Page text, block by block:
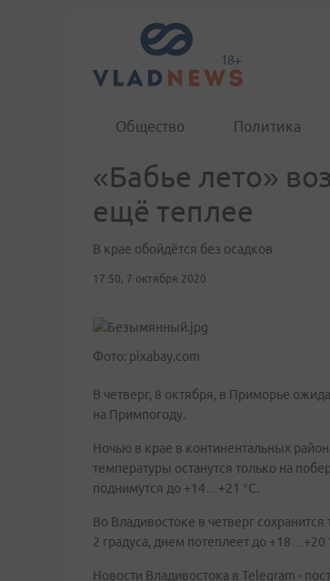
Общество Политика
«Бабье лето»
ещё теплее
В крае обойдётся без осадков
17:50, 7 октября 2020
Фото: pixabay.com
В четверг, 8 октября, в Приморье
на Примпогоду.
Ночью в крае в континентальных
температуры останутся только на
поднимутся до +14…+21 °С.
Во Владивостоке в четверг
2 градуса, днем потеплеет до +18…+20
Новости Владивостока в Telegram -